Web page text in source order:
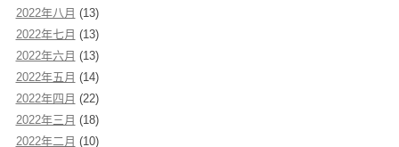
2022年八月 (13)
2022年七月 (13)
2022年六月 (13)
2022年五月 (14)
2022年四月 (22)
2022年三月 (18)
2022年二月 (10)